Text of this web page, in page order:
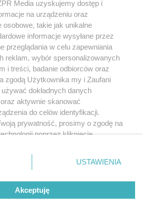
liderem cyklu
wygrywa w WTA
Trzysetowy bój
zwrotów akcji
Media uzyskujemy dostęp i
na urządzeniu oraz
osobowe, takie jak unikalne
informacje wysyłane przez
przeglądania w celu zapewniania
reklam, wybór spersonalizowanych
i treści, badanie odbiorców oraz
zgodą Użytkownika my i Zaufani
dokładnych danych
aktywnie skanować
do celów identyfikacji.
prywatność, prosimy o zgodę na
poprzez kliknięcie
przycisk ustawień prywatności
dolnym rogu strony
danych nie wymagają zgody
prawo sprzeciwić się takiemu
będą miały zastosowanie tylko
USTAWIENIA
Akceptuję